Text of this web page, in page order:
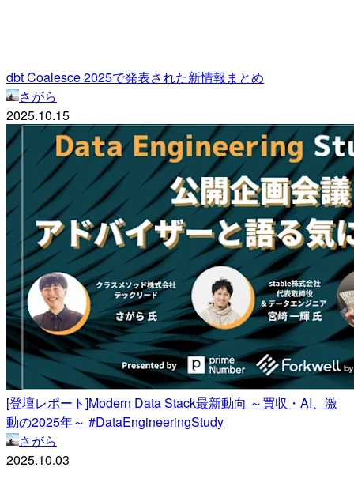
dbt Coalesce 2025で発表された新情報まとめ
さがら
2025.10.15
[登壇レポート]Modern Data Stack最新動向 ～買収・AI、激
動の2025年～ #DataEngineeringStudy
さがら
2025.10.03